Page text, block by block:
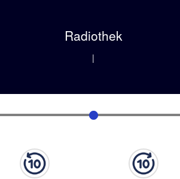
Radiothek
|